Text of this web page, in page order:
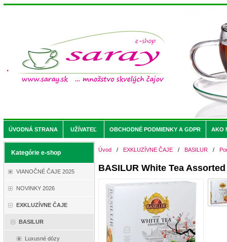
ÚVODNÁ STRANA UŽÍVATEĽ OBCHODNÉ PODMIENKY A GDPR AKO
Kategórie e-shop
VIANOČNÉ ČAJE 2025
NOVINKY 2026
EXKLUZÍVNE ČAJE
BASILUR
Luxusné dózy
Úvod / EXKLUZÍVNE ČAJE / BASILUR /
BASILUR White Tea